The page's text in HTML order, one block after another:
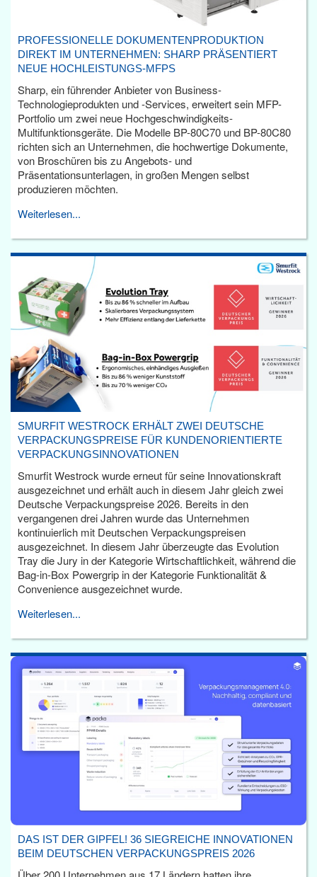
PROFESSIONELLE DOKUMENTENPRODUKTION
DIREKT IM UNTERNEHMEN: SHARP PRÄSENTIERT
NEUE HOCHLEISTUNGS-MFPS
Sharp, ein führender Anbieter von Business-
Technologieprodukten und -Services, erweitert sein MFP-
Portfolio um zwei neue Hochgeschwindigkeits-
Multifunktionsgeräte. Die Modelle BP-80C70 und BP-80C80
richten sich an Unternehmen, die hochwertige Dokumente,
von Broschüren bis zu Angebots- und
Präsentationsunterlagen, in großen Mengen selbst
produzieren möchten.
Weiterlesen...
SMURFIT WESTROCK ERHÄLT ZWEI DEUTSCHE
VERPACKUNGSPREISE FÜR KUNDENORIENTIERTE
VERPACKUNGSINNOVATIONEN
Smurfit Westrock wurde erneut für seine Innovationskraft
ausgezeichnet und erhält auch in diesem Jahr gleich zwei
Deutsche Verpackungspreise 2026. Bereits in den
vergangenen drei Jahren wurde das Unternehmen
kontinuierlich mit Deutschen Verpackungspreisen
ausgezeichnet. In diesem Jahr überzeugte das Evolution
Tray die Jury in der Kategorie Wirtschaftlichkeit, während die
Bag-in-Box Powergrip in der Kategorie Funktionalität &
Convenience ausgezeichnet wurde.
Weiterlesen...
DAS IST DER GIPFEL! 36 SIEGREICHE INNOVATIONEN
BEIM DEUTSCHEN VERPACKUNGSPREIS 2026